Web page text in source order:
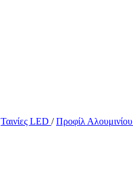
Ταινίες LED / Προφίλ Αλουμινίου